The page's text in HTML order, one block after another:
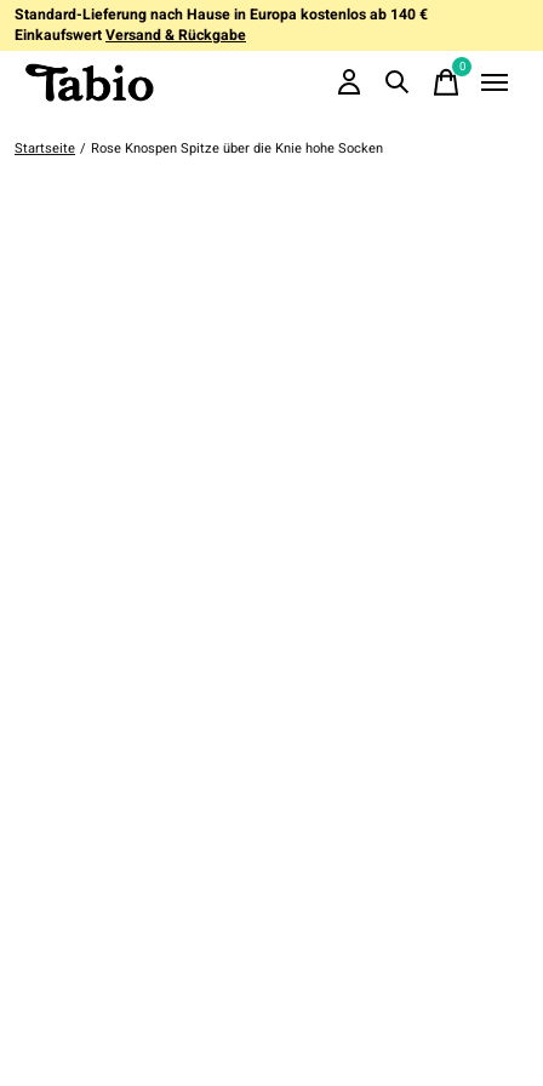
Standard-Lieferung nach Hause in Europa kostenlos ab 140 €
EinkaufswertVersand & Rückgabe
0items
Startseite / Rose Knospen Spitze über die Knie hohe Socken